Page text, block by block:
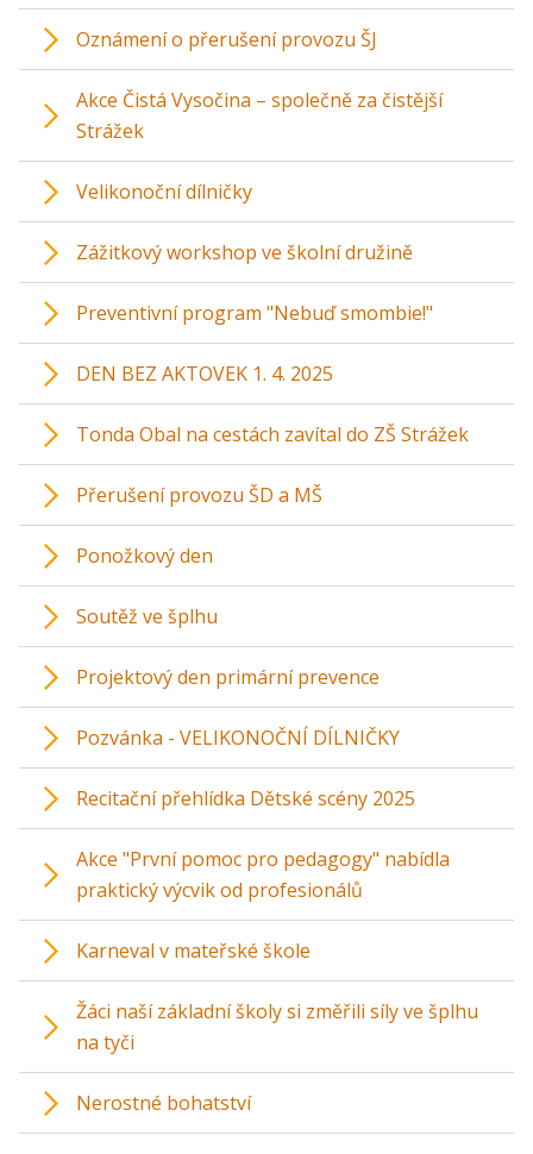
Oznámení o přerušení provozu ŠJ
Akce Čistá Vysočina – společně za čistější
Strážek
Velikonoční dílničky
Zážitkový workshop ve školní družině
Preventivní program "Nebuď smombie!"
DEN BEZ AKTOVEK 1. 4. 2025
Tonda Obal na cestách zavítal do ZŠ Strážek
Přerušení provozu ŠD a MŠ
Ponožkový den
Soutěž ve šplhu
Projektový den primární prevence
Pozvánka - VELIKONOČNÍ DÍLNIČKY
Recitační přehlídka Dětské scény 2025
Akce "První pomoc pro pedagogy" nabídla
praktický výcvik od profesionálů
Karneval v mateřské škole
Žáci naší základní školy si změřili síly ve šplhu
na tyči
Nerostné bohatství